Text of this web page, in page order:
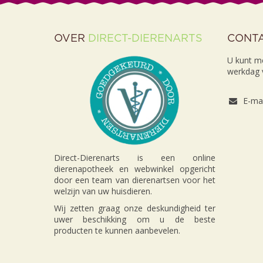
OVER DIRECT-DIERENARTS
Direct-Dierenarts is een online
dierenapotheek en webwinkel opgericht
door een team van dierenartsen voor het
welzijn van uw huisdieren.
Wij zetten graag onze deskundigheid ter
uwer beschikking om u de beste
producten te kunnen aanbevelen.
U kunt
werkdag
E-